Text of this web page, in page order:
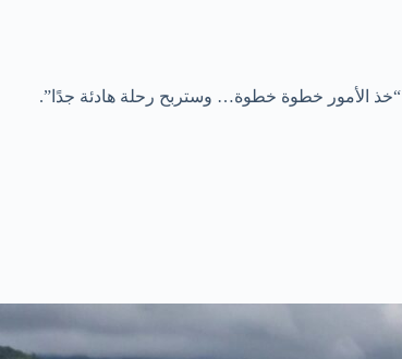
الأمور خطوة خطوة… وستربح رحلة هادئة جدًا”.